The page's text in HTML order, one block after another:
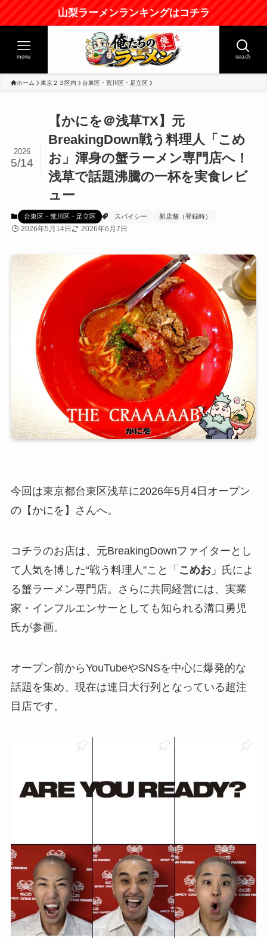
山梨ラーメンランキングはコチラ
seach
menu
ホーム 東京２３区内 台東区・荒川区・足立区
【かにを＠浅草TX】元
BreakingDown戦う料理人「こめ
お」渾身の蟹ラーメン専門店へ！
浅草で話題沸騰の一杯を実食レビ
ュー
2026
5/14
台東区・荒川区・足立区 スパイシー 新店舗（登録時）
2026年5月14日 2026年6月7日
今回は東京都台東区浅草に2026年5月4日オープン
の【かにを】さんへ。
コチラのお店は、元BreakingDownファイターとし
て人気を博した“戦う料理人”こと「 こめお」氏によ
る蟹ラーメン専門店。さらに共同経営には、実業
家・インフルエンサーとしても知られる溝口勇児
氏が参画。
オープン前からYouTubeやSNSを中心に爆発的な
話題を集め、現在は連日大行列となっている超注
目店です。